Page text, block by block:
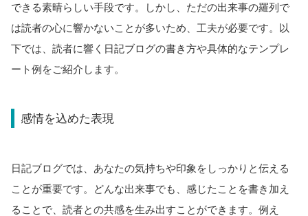
できる素晴らしい手段です。しかし、ただの出来事の羅列で
は読者の心に響かないことが多いため、工夫が必要です。以
下では、読者に響く日記ブログの書き方や具体的なテンプレ
ート例をご紹介します。
感情を込めた表現
日記ブログでは、あなたの気持ちや印象をしっかりと伝える
ことが重要です。どんな出来事でも、感じたことを書き加え
ることで、読者との共感を生み出すことができます。例え